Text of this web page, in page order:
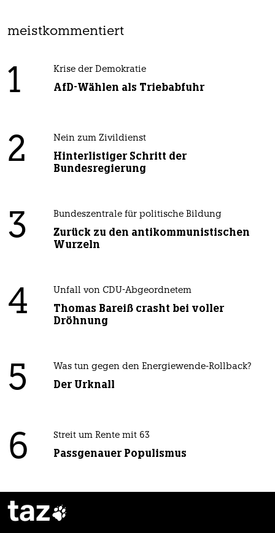
meistkommentiert
1 Krise der Demokratie
AfD-Wählen als Triebabfuhr
2 Nein zum Zivildienst
Hinterlistiger Schritt der
Bundesregierung
3 Bundeszentrale für politische Bildung
Zurück zu den antikommunistischen
Wurzeln
4 Unfall von CDU-Abgeordnetem
Thomas Bareiß crasht bei voller
Dröhnung
5 Was tun gegen den Energiewende-Rollback?
Der Urknall
6 Streit um Rente mit 63
Passgenauer Populismus
taz